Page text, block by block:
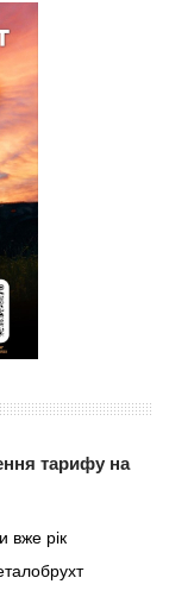
тарифу на
вже рік